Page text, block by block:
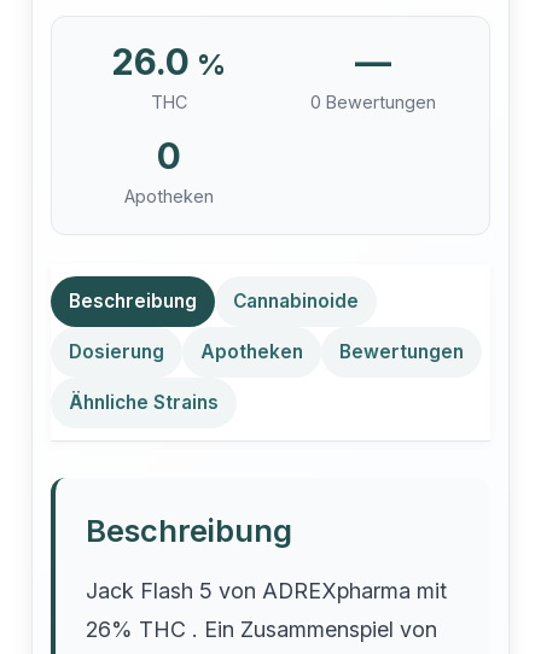
26.0 %
THC
—
0 Bewertungen
0
Apotheken
Beschreibung Cannabinoide
Dosierung Apotheken Bewertungen
Ähnliche Strains
Beschreibung
Jack Flash 5 von ADREXpharma mit
26% THC . Ein Zusammenspiel von